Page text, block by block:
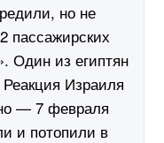
но не
пассажирских
Один из египтян
Израиля
— 7 февраля
и потопили в